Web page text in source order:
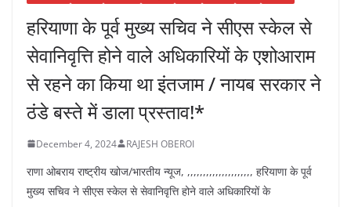
हरियाणा के पूर्व मुख्य सचिव ने सीएस स्केल से
सेवानिवृत्ति होने वाले अधिकारियों के एशोआराम
से रहने का किया था इंतजाम / नायब सरकार ने
ठंडे बस्ते में डाला प्रस्ताव!*
December 4, 2024 RAJESH OBEROI
राणा ओबराय राष्ट्रीय खोज/भारतीय न्यूज, ,,,,,,,,,,,,,,,,,,,,, हरियाणा के पूर्व
मुख्य सचिव ने सीएस स्केल से सेवानिवृत्ति होने वाले अधिकारियों के